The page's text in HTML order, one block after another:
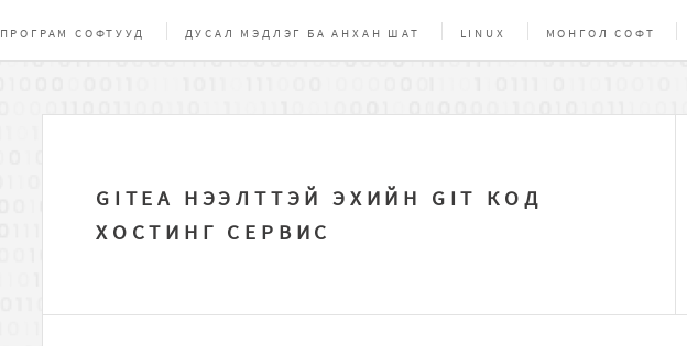
ПРОГРАМ СОФТУУД ДУСАЛ МЭДЛЭГ БА АНХАН ШАТ LINUX МОНГОЛ СОФТ
GITEA НЭЭЛТТЭЙ ЭХИЙН GIT КОД
ХОСТИНГ СЕРВИС